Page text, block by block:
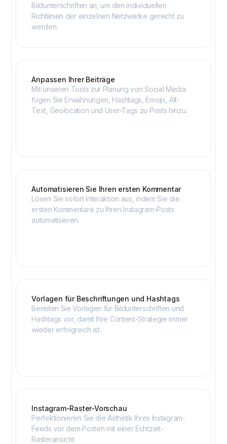
Bildunterschriften an, um den individuellen
Richtlinien der einzelnen Netzwerke gerecht zu
werden.
Anpassen Ihrer Beiträge
Mit unseren Tools zur Planung von Social Media
fügen Sie Erwähnungen, Hashtags, Emojis, Alt-
Text, Geolocation und User-Tags zu Posts hinzu.
Automatisieren Sie Ihren ersten Kommentar
Lösen Sie sofort Interaktion aus, indem Sie die
ersten Kommentare zu Ihren Instagram-Posts
automatisieren.
Vorlagen für Beschriftungen und Hashtags
Bereiten Sie Vorlagen für Bildunterschriften und
Hashtags vor, damit Ihre Content-Strategie immer
wieder erfolgreich ist.
Instagram-Raster-Vorschau
Perfektionieren Sie die Ästhetik Ihres Instagram-
Feeds vor dem Posten mit einer Echtzeit-
Rasteransicht.